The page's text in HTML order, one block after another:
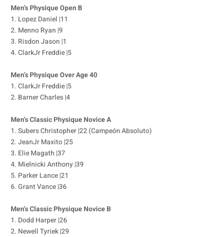
Men’s Physique Open B
1. Lopez Daniel |11
2. Menno Ryan |9
3. Risdon Jason |1
4. ClarkJr Freddie |5
Men’s Physique Over Age 40
1. ClarkJr Freddie |5
2. Barner Charles |4
Men’s Classic Physique Novice A
1. Subers Christopher |22 (Campeón Absoluto)
2. JeanJr Maxito |25
3. Elie Magath |37
4. Mielnicki Anthony |39
5. Parker Lance |21
6. Grant Vance |36
Men’s Classic Physique Novice B
1. Dodd Harper |26
2. Newell Tyriek |29